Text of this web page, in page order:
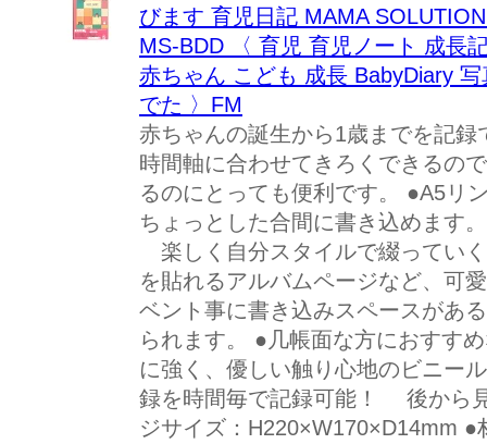
びます 育児日記 MAMA
MS-BDD 〈 育児 育児ノート 成長
赤ちゃん こども 成長 BabyDiary
でた 〉FM
赤ちゃんの誕生から1歳までを記
時間軸に合わせてきろくできるの
るのにとっても便利です。 ●A5リ
ちょっとした合間に書き込めます
楽しく自分スタイルで綴ってい
を貼れるアルバムページなど、可
ベント事に書き込みスペースがあ
られます。 ●几帳面な方におすす
に強く、優しい触り心地のビニー
録を時間毎で記録可能！ 後から
ジサイズ：H220×W170×D14mm